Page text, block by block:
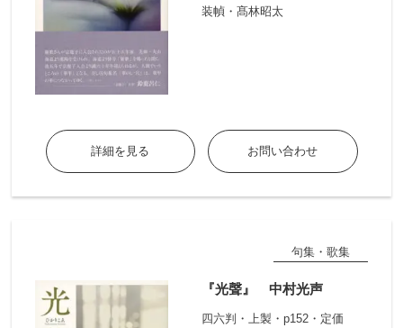
装幀・髙林昭太
詳細を見る お問い合わせ
句集・歌集
『光聲』 中村光声
四六判・上製・p152・定価